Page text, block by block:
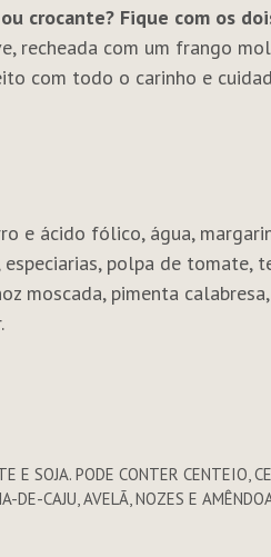
crocante? Fique com os
recheada com um frango
com todo o carinho e
e ácido fólico, água,
polpa de tomate,
moscada, pimenta
E SOJA. PODE CONTER CENTEIO,
DE-CAJU, AVELÃ, NOZES E